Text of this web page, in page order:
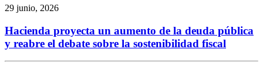
29 junio, 2026
Hacienda proyecta un aumento de la deuda pública
y reabre el debate sobre la sostenibilidad fiscal